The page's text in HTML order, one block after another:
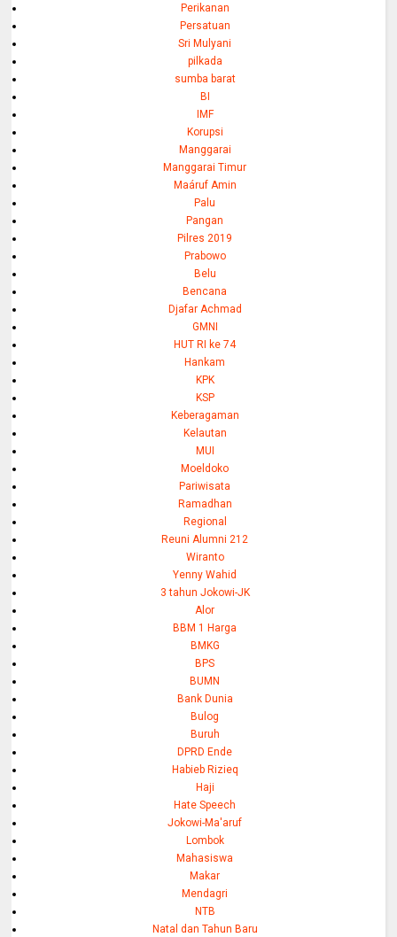
Perikanan
Persatuan
Sri Mulyani
pilkada
sumba barat
BI
IMF
Korupsi
Manggarai
Manggarai Timur
Maáruf Amin
Palu
Pangan
Pilres 2019
Prabowo
Belu
Bencana
Djafar Achmad
GMNI
HUT RI ke 74
Hankam
KPK
KSP
Keberagaman
Kelautan
MUI
Moeldoko
Pariwisata
Ramadhan
Regional
Reuni Alumni 212
Wiranto
Yenny Wahid
3 tahun Jokowi-JK
Alor
BBM 1 Harga
BMKG
BPS
BUMN
Bank Dunia
Bulog
Buruh
DPRD Ende
Habieb Rizieq
Haji
Hate Speech
Jokowi-Ma'aruf
Lombok
Mahasiswa
Makar
Mendagri
NTB
Natal dan Tahun Baru